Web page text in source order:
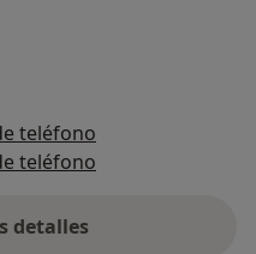
teléfono
teléfono
detalles
la dirección